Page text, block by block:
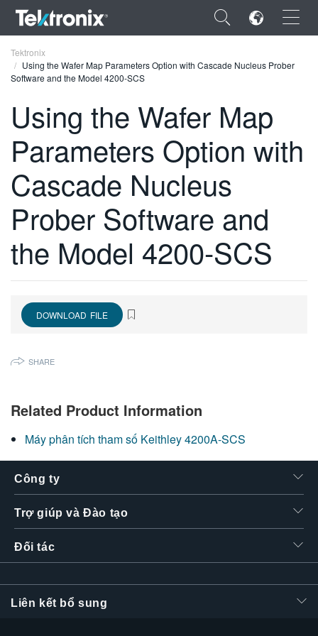
×
ENGLISH
FRANÇAIS
DEUTSCH
VIỆT NAM
简体中文
한국어
繁體中文
Tektronix
Using the Wafer Map Parameters Option with Cascade Nucleus Prober
Software and the Model 4200-SCS
Using the Wafer Map
Parameters Option with
Cascade Nucleus
Prober Software and
the Model 4200-SCS
DOWNLOAD FILE
SHARE
Related Product Information
Máy phân tích tham số Keithley 4200A-SCS
Công ty
Trợ giúp và Đào tạo
Đối tác
Liên kết bổ sung